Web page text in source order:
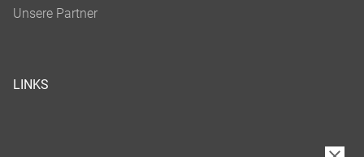
LINKS